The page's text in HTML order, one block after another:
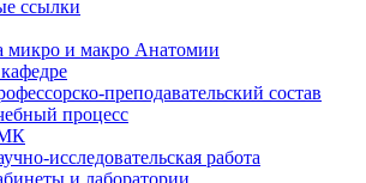
ссылки
микро и макро Анатомии
преподавательский состав
процесс
исследовательская работа
и лаборатории